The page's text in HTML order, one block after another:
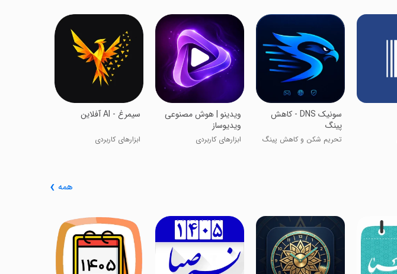
‏‏سونیک DNS - کاهش
پینگ
تحریم شکن و کاهش پینگ
‏‏ویدینو | هوش مصنوعی
ویدیوساز
ابزارهای کاربردی
‏‏‏‏‏سیمرغ - AI آفلاین
ابزارهای کاربردی
همه